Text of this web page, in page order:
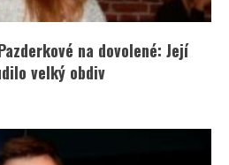
na dovolené: Její
velký obdiv